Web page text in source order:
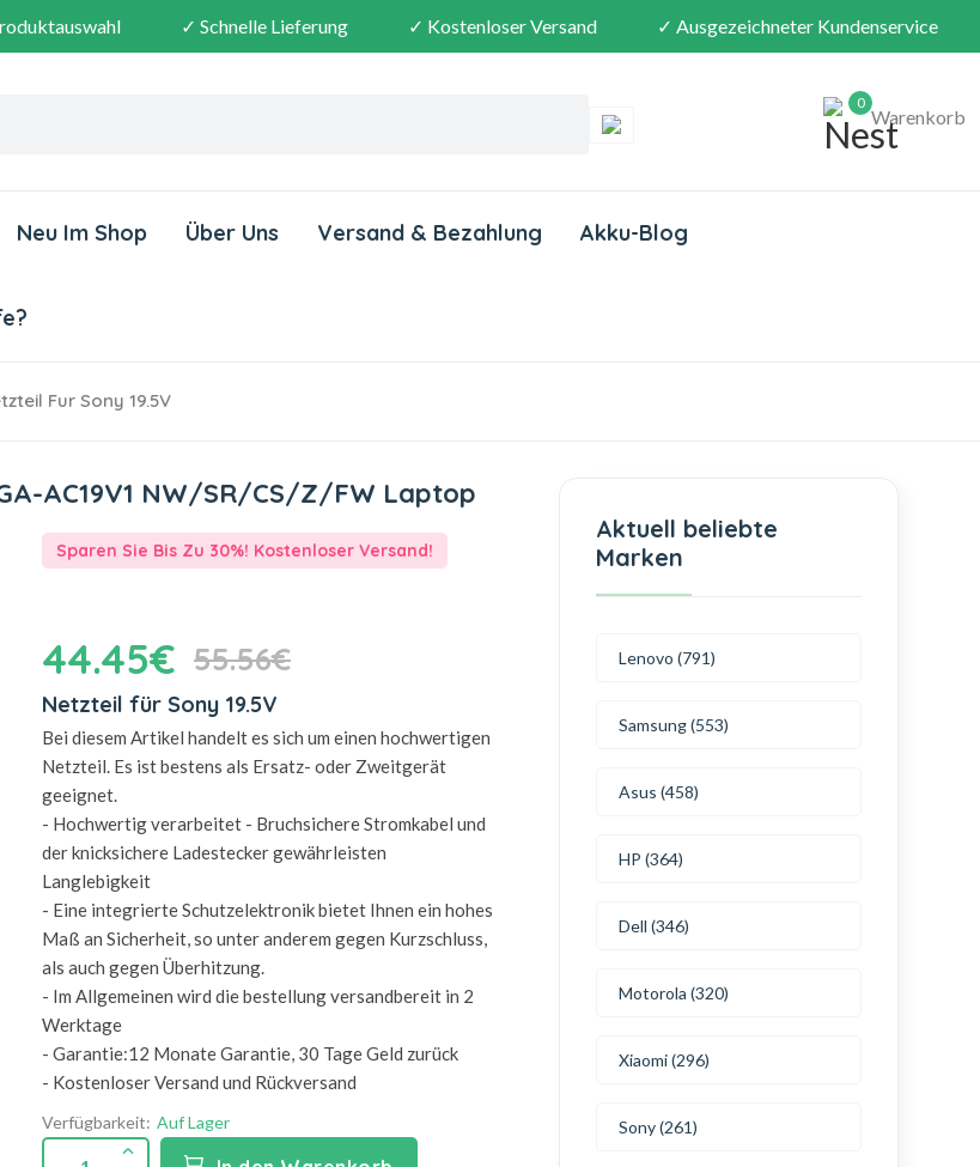
✓ Schnelle Lieferung ✓ Kostenloser Versand ✓ Ausgezeichneter Kundenservice
0
Warenkorb
Neu Im Shop Über Uns Versand & Bezahlung Akku-Blog
Fur Sony 19.5V
AC19V1 NW/SR/CS/Z/FW Laptop
Sparen Sie Bis Zu 30%! Kostenloser Versand!
44.45€ 55.56€
Netzteil für Sony 19.5V
Bei diesem Artikel handelt es sich um einen hochwertigen
Netzteil. Es ist bestens als Ersatz- oder Zweitgerät
geeignet.
- Hochwertig verarbeitet - Bruchsichere Stromkabel und
der knicksichere Ladestecker gewährleisten
Langlebigkeit
- Eine integrierte Schutzelektronik bietet Ihnen ein hohes
Maß an Sicherheit, so unter anderem gegen Kurzschluss,
als auch gegen Überhitzung.
- Im Allgemeinen wird die bestellung versandbereit in 2
Werktage
- Garantie:12 Monate Garantie, 30 Tage Geld zurück
- Kostenloser Versand und Rückversand
Verfügbarkeit: Auf Lager
Aktuell beliebte
Marken
Lenovo (791)
Samsung (553)
Asus (458)
HP (364)
Dell (346)
Motorola (320)
Xiaomi (296)
Sony (261)